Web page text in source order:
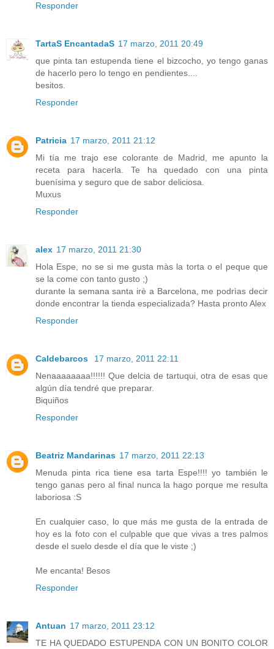
Responder
TartaS EncantadaS 17 marzo, 2011 20:49
que pinta tan estupenda tiene el bizcocho, yo tengo ganas
de hacerlo pero lo tengo en pendientes....
besitos.
Responder
Patricia 17 marzo, 2011 21:12
Mi tía me trajo ese colorante de Madrid, me apunto la
receta para hacerla. Te ha quedado con una pinta
buenísima y seguro que de sabor deliciosa.
Muxus
Responder
alex 17 marzo, 2011 21:30
Hola Espe, no se si me gusta màs la torta o el peque que
se la come con tanto gusto ;)
durante la semana santa irè a Barcelona, me podrìas decir
donde encontrar la tienda especializada? Hasta pronto Alex
Responder
Caldebarcos
17 marzo, 2011 22:11
Nenaaaaaaaa!!!!!! Que delcia de tartuqui, otra de esas que
algún día tendré que preparar.
Biquiños
Responder
Beatriz Mandarinas 17 marzo, 2011 22:13
Menuda pinta rica tiene esa tarta Espe!!!! yo también le
tengo ganas pero al final nunca la hago porque me resulta
laboriosa :S
En cualquier caso, lo que más me gusta de la entrada de
hoy es la foto con el culpable que que vivas a tres palmos
desde el suelo desde el día que le viste ;)
Me encanta! Besos
Responder
Antuan 17 marzo, 2011 23:12
TE HA QUEDADO ESTUPENDA CON UN BONITO COLOR